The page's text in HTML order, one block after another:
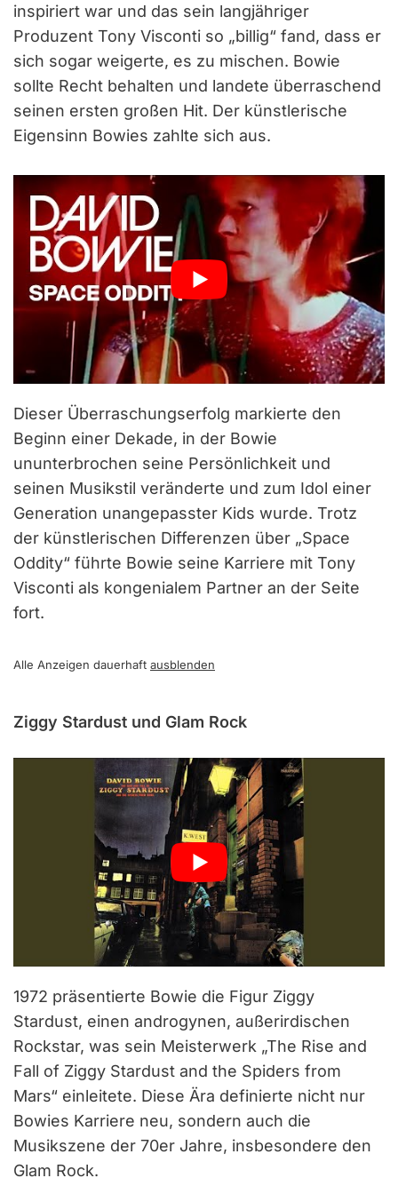
inspiriert war und das sein langjähriger
Produzent Tony Visconti so „billig“ fand, dass er
sich sogar weigerte, es zu mischen. Bowie
sollte Recht behalten und landete überraschend
seinen ersten großen Hit. Der künstlerische
Eigensinn Bowies zahlte sich aus.
Dieser Überraschungserfolg markierte den
Beginn einer Dekade, in der Bowie
ununterbrochen seine Persönlichkeit und
seinen Musikstil veränderte und zum Idol einer
Generation unangepasster Kids wurde. Trotz
der künstlerischen Differenzen über „Space
Oddity“ führte Bowie seine Karriere mit Tony
Visconti als kongenialem Partner an der Seite
fort.
Alle Anzeigen dauerhaft ausblenden
Ziggy Stardust und Glam Rock
1972 präsentierte Bowie die Figur Ziggy
Stardust, einen androgynen, außerirdischen
Rockstar, was sein Meisterwerk „The Rise and
Fall of Ziggy Stardust and the Spiders from
Mars“ einleitete. Diese Ära definierte nicht nur
Bowies Karriere neu, sondern auch die
Musikszene der 70er Jahre, insbesondere den
Glam Rock.